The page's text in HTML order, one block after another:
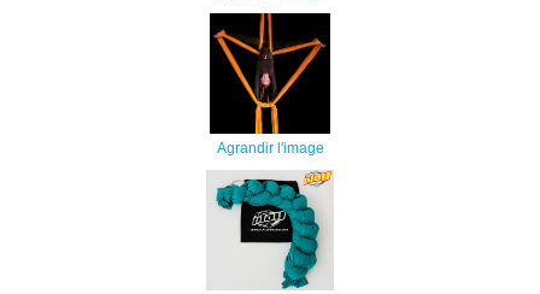
Agrandir l'image